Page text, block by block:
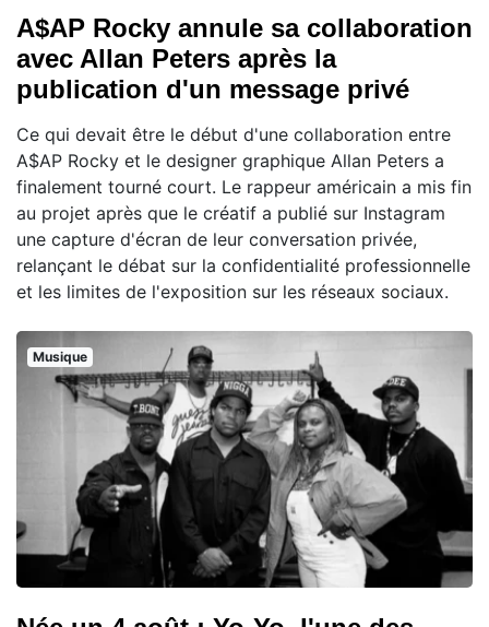
A$AP Rocky annule sa collaboration
avec Allan Peters après la
publication d'un message privé
Ce qui devait être le début d'une collaboration entre
A$AP Rocky et le designer graphique Allan Peters a
finalement tourné court. Le rappeur américain a mis fin
au projet après que le créatif a publié sur Instagram
une capture d'écran de leur conversation privée,
relançant le débat sur la confidentialité professionnelle
et les limites de l'exposition sur les réseaux sociaux.
Musique